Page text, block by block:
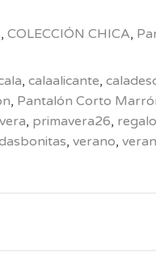
, COLECCIÓN CHICA,
, calaalicante,
, Pantalón Corto
, primavera26,
, verano,